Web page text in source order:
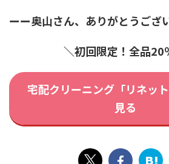
ーー奥山さん、ありがとうござ
＼初回限定！全品20
宅配クリーニング「リネッ
見る